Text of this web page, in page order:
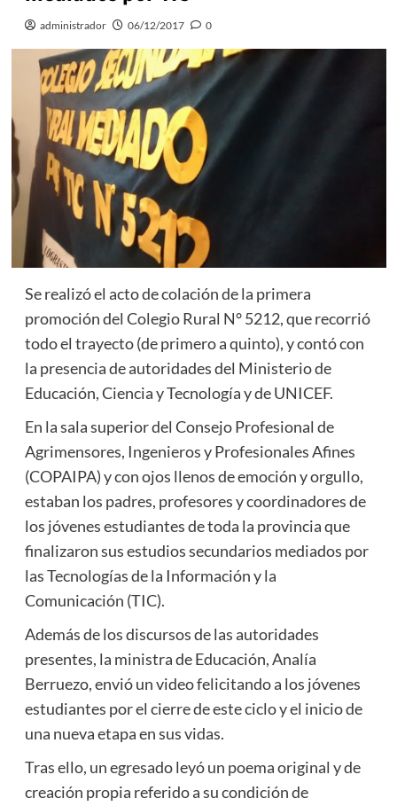
administrador 06/12/2017 0
Se realizó el acto de colación de la primera
promoción del Colegio Rural N° 5212, que recorrió
todo el trayecto (de primero a quinto), y contó con
la presencia de autoridades del Ministerio de
Educación, Ciencia y Tecnología y de UNICEF.
En la sala superior del Consejo Profesional de
Agrimensores, Ingenieros y Profesionales Afines
(COPAIPA) y con ojos llenos de emoción y orgullo,
estaban los padres, profesores y coordinadores de
los jóvenes estudiantes de toda la provincia que
finalizaron sus estudios secundarios mediados por
las Tecnologías de la Información y la
Comunicación (TIC).
Además de los discursos de las autoridades
presentes, la ministra de Educación, Analía
Berruezo, envió un video felicitando a los jóvenes
estudiantes por el cierre de este ciclo y el inicio de
una nueva etapa en sus vidas.
Tras ello, un egresado leyó un poema original y de
creación propia referido a su condición de